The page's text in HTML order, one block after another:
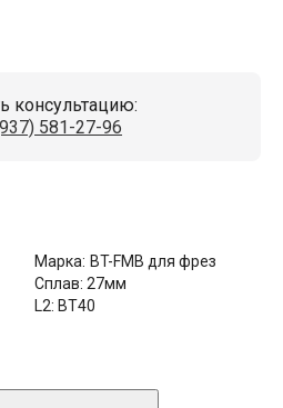
консультацию:
581-27-96
Марка: BT-FMB для фрез
Сплав: 27мм
L2: BT40